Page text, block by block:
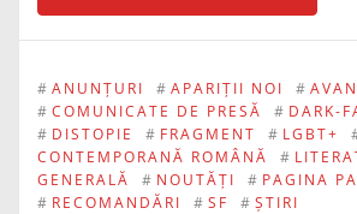
# ANUNȚURI # APARIȚII NOI #
# COMUNICATE DE PRESĂ # DARK-
# DISTOPIE # FRAGMENT # LGBT+
CONTEMPORANĂ ROMÂNĂ
#
GENERALĂ
# NOUTĂȚI # PAGINA
# RECOMANDĂRI # SF # ȘTIRI